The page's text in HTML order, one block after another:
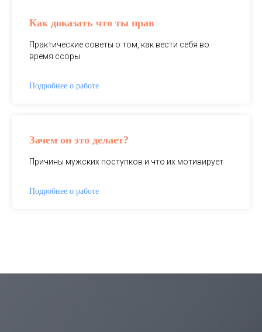
Как доказать что ты прав
Практические советы о том, как вести себя во
время ссоры
Подробнее о работе
Зачем он это делает?
Причины мужских поступков и что их мотивирует
Подробнее о работе